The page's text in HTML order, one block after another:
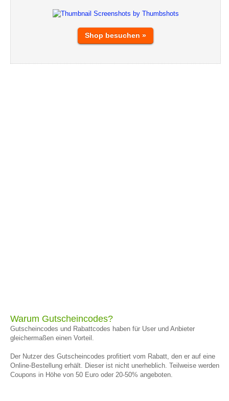
Shop besuchen »
Warum Gutscheincodes?
Gutscheincodes und Rabattcodes haben für User und Anbieter
gleichermaßen einen Vorteil.
Der Nutzer des Gutscheincodes profitiert vom Rabatt, den er auf eine
Online-Bestellung erhält. Dieser ist nicht unerheblich. Teilweise werden
Coupons in Höhe von 50 Euro oder 20-50% angeboten.